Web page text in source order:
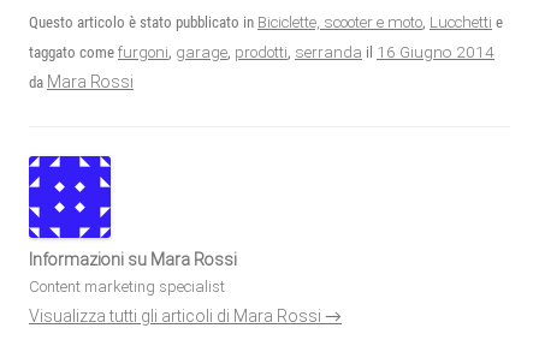
Questo articolo è stato pubblicato in Biciclette, scooter e moto, Lucchetti e
taggato come furgoni, garage, prodotti, serranda il 16 Giugno 2014
da Mara Rossi
Informazioni su Mara Rossi
Content marketing specialist
Visualizza tutti gli articoli di Mara Rossi →